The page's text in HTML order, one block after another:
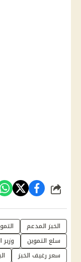
شارك
الخبز المدعم
سلع التموين
وزير
سعر رغيف الخبز